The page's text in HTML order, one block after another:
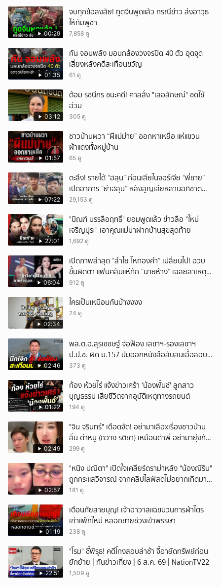
00:29
จบทุกข้อสงสัย! ทูตจีนพูดแล้ว กรณีข่าว ส่งอาวุธ
ให้กัมพูชา
7,858 ดู
01:35
กัน จอมพลัง มอบกล้องวงจรปิด 40 ตัว อุดจุด
เสี่ยงหลังคดีสะเทือนขวัญ
61 ดู
03:12
ต้อม รชนีกร ชนะคดี! ศาลสั่ง "เลอลักษณ์" ชดใช้
อ่วม
305 ดู
01:57
ชาวบ้านผวา “ผีแม่ม่าย” ออกหาเหยื่อ แห่แขวน
ผ้าแดงทั้งหมู่บ้าน
65 ดู
07:22
ตะลึง! รายได้ “ฮลุน” ก่อนเสียในจอร์เจีย “พี่ชาย”
เปิดอาการ “ย่าฮลุน” หลังสูญเสียหลานอภิชาต
บุตร!
29,153 ดู
27:01
"บิณฑ์ บรรลือฤทธิ์" ยอมพูดแล้ว ข่าวลือ "ใหม่
เจริญปุระ" เอาคุณแม่มาฝากบ้านสุขสุดท้าย
1,692 ดู
06:04
เปิดภาพล่าสุด “ลำไย ไหทองคำ” เปลี่ยนไป! อวบ
ขึ้นผิดตา แฟนคลับแห่ทัก “นายห้าง” เฉลยสาเหตุ
ชัด!
912 ดู
02:34
ใครเป็นเหมือนกันบ้างงงง
24 ดู
02:46
พล.ต.อ.สุรเชชษฐ์ จ่อฟ้อง เลขาฯ-รองเลขาฯ
ป.ป.ช. ผิด ม.157 ปมออกหนังสือสับสนเอื้อสอบ
คดีซ้ำซ้อน
373 ดู
01:22
ก้อง ห้วยไร่ แจ้งข่าวเศร้า 'น้องพั้นช์' ลูกสาว
บุญธรรม เสียชีวิตจากอุบัติเหตุทางรถยนต์
194 ดู
02:49
ั่"จิน จรินทร์" เดือดจัด! อย่ามาเสือxเรื่องชาวบ้าน
ลั่น ด่าหนู (กวาง รติชา) เหมือนด่าพี่ อย่ามายุ่งกับ
คนของผม จบ!!!
299 ดู
02:57
"หนิง ปณิตา" เปิดใจเคลียร์ดราม่าหลัง "น้องณิริน"
ถูกกระแสวิจารณ์ จากคลิปไลฟ์สดไม่อยากเกิดมา
หน้าเหมือนพ่อ
181 ดู
01:19
เตือนภัยสายบุญ! เจ้าอาวาสแฉขบวนการผ้าไตร
เก่าแพ็กใหม่ หลอกขายช่วงเข้าพรรษา
238 ดู
22:51
"โรม" ชี้พิรุธ! คดีโกงสอบล่าช้า จี้อายัดทรัพย์ก่อน
ยักย้าย | ทันข่าวเที่ยง | 6 ส.ค. 69 | NationTV22
1,509 ดู